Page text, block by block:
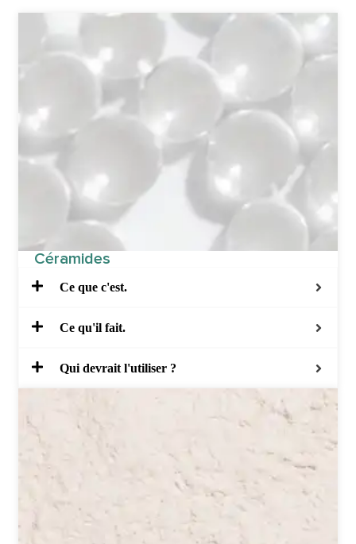
Céramides
Ce que c'est.
Ce qu'il fait.
Qui devrait l'utiliser ?